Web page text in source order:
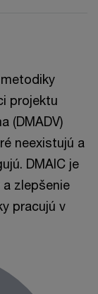
projektu
(DMADV)
neexistujú a
DMAIC je
zlepšenie
pracujú v